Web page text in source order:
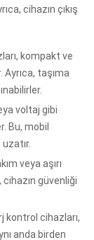
cihazın çıkış
kompakt ve
taşıma
voltaj gibi
Bu, mobil
uzatır.
veya aşırı
cihazın güvenliği
kontrol cihazları,
anda birden